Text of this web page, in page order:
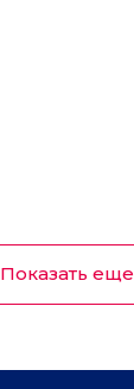
Показать еще